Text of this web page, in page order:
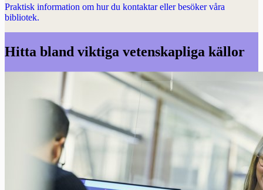
Praktisk information om hur du kontaktar eller besöker våra
bibliotek.
Hitta bland viktiga vetenskapliga källor